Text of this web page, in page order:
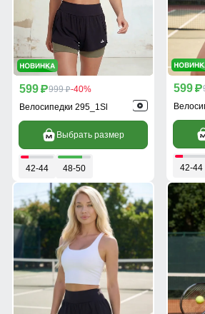
599 p999 p-40%
Велосипедки 295_1Sl
Выбрать размер
42-44 48-50
599 p
42-44